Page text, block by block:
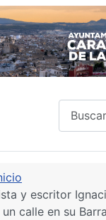
y escritor
calle en su